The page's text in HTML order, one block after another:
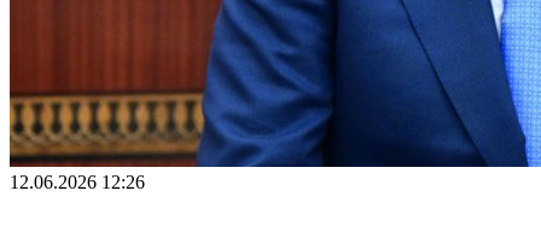
12.06.2026 12:26